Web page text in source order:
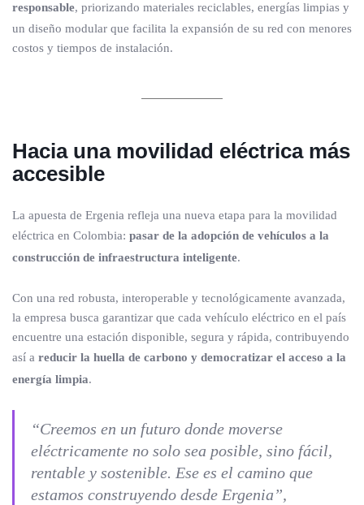
responsable, priorizando materiales reciclables, energías limpias y
un diseño modular que facilita la expansión de su red con menores
costos y tiempos de instalación.
Hacia una movilidad eléctrica más
accesible
La apuesta de Ergenia refleja una nueva etapa para la movilidad
eléctrica en Colombia: pasar de la adopción de vehículos a la
construcción de infraestructura inteligente.
Con una red robusta, interoperable y tecnológicamente avanzada,
la empresa busca garantizar que cada vehículo eléctrico en el país
encuentre una estación disponible, segura y rápida, contribuyendo
así a reducir la huella de carbono y democratizar el acceso a la
energía limpia.
“Creemos en un futuro donde moverse
eléctricamente no solo sea posible, sino fácil,
rentable y sostenible. Ese es el camino que
estamos construyendo desde Ergenia”,